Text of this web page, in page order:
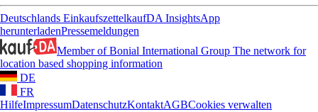
Deutschlands EinkaufszettelkaufDA InsightsApp
herunterladenPressemeldungen
Member of Bonial International Group The network for
location based shopping information
DE
FR
HilfeImpressumDatenschutzKontaktAGBCookies verwalten